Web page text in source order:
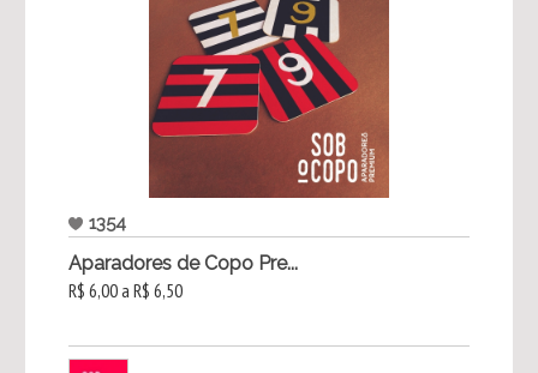
1354
Aparadores de Copo Pre...
R$ 6,00 a R$ 6,50